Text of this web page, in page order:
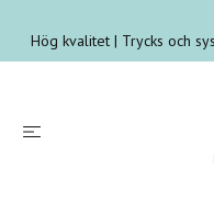
Hög kvalitet | Trycks och